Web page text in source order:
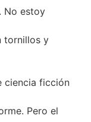
No estoy
tornillos y
ciencia ficción
Pero el